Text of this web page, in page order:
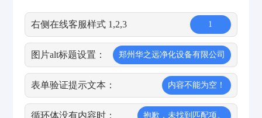
右侧在线客服样式 1,2,3 1
图片alt标题设置： 郑州华之远净化设备有限公司
表单验证提示文本： 内容不能为空！
循环体没有内容时： 抱歉，未找到匹配项。